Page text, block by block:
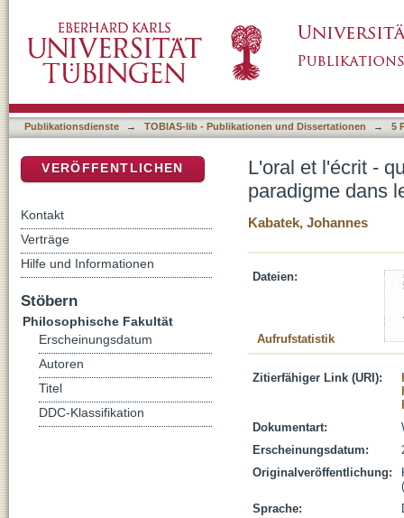
linguistique romane
Publikationsdienste → TOBIAS-lib - Publikationen und Dissertationen → 5
L'oral et l'écrit -
paradigme dans
Kabatek, Johannes
Dateien:
Aufrufstatistik
Zitierfähiger Link (URI):
Dokumentart:
Erscheinungsdatum:
Originalveröffentlichung:
Sprache:
VERÖFFENTLICHEN
Kontakt
Verträge
Hilfe und Informationen
Stöbern
Philosophische Fakultät
Erscheinungsdatum
Autoren
Titel
DDC-Klassifikation